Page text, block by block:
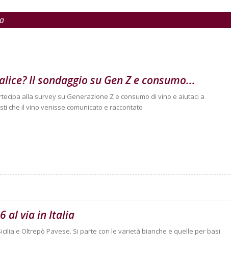
Il sondaggio su Gen Z e consumo...
alla survey su Generazione Z e consumo di vino e aiutaci a
che il vino venisse comunicato e raccontato
al via in Italia
e Oltrepò Pavese. Si parte con le varietà bianche e quelle per basi